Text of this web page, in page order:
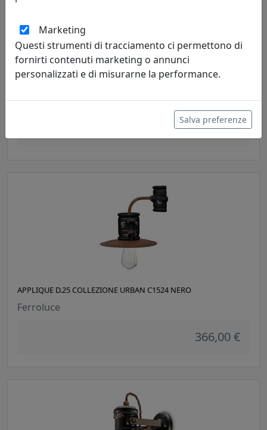
APPLIQUE COLLEZIONE URBAN C1523 NERO
Ferroluce
461,00 €
APPLIQUE D.25 COLLEZIONE URBAN C1524 NERO
Ferroluce
366,00 €
Marketing
Questi strumenti di tracciamento ci permettono di
fornirti contenuti marketing o annunci
personalizzati e di misurarne la performance.
Salva preferenze